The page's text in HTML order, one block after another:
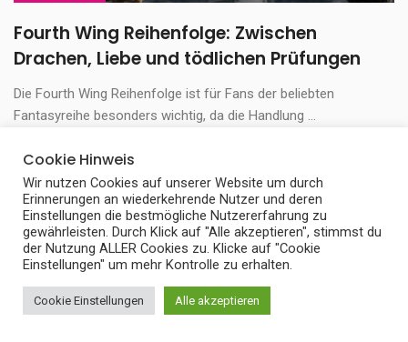
Fourth Wing Reihenfolge: Zwischen
Drachen, Liebe und tödlichen Prüfungen
Die Fourth Wing Reihenfolge ist für Fans der beliebten
Fantasyreihe besonders wichtig, da die Handlung ...
Cookie Hinweis
Wir nutzen Cookies auf unserer Website um durch
Erinnerungen an wiederkehrende Nutzer und deren
Einstellungen die bestmögliche Nutzererfahrung zu
gewährleisten. Durch Klick auf "Alle akzeptieren", stimmst du
der Nutzung ALLER Cookies zu. Klicke auf "Cookie
Einstellungen" um mehr Kontrolle zu erhalten.
Cookie Einstellungen Alle akzeptieren